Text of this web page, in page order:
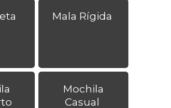
Mala Rígida
Mochila
Casual